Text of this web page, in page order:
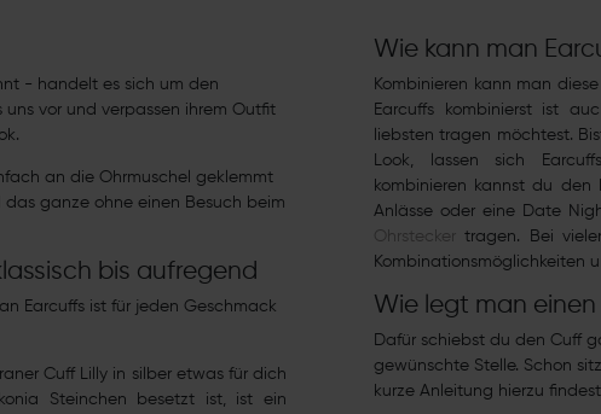
- handelt es sich um den
vor und verpassen ihrem Outfit
an die Ohrmuschel geklemmt
ganze ohne einen Besuch beim
bis aufregend
Earcuffs ist für jeden Geschmack
Cuff Lilly in silber etwas für dich
Steinchen besetzt ist, ist ein
Wie kann man
Kombinieren kann man
Earcuffs kombinierst ist
liebsten tragen möchtest.
Look, lassen sich
kombinieren kannst du den
Anlässe oder eine Date
Ohrstecker
tragen. Bei
Kombinationsmöglichkeiten
Wie legt man
Dafür schiebst du den Cuff
gewünschte Stelle. Schon
kurze Anleitung hierzu